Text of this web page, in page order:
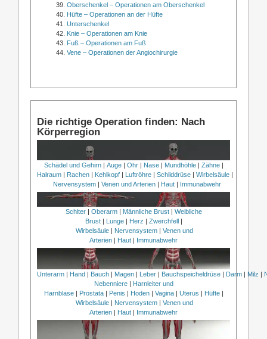
Oberschenkel – Operationen am Oberschenkel
Hüfte – Operationen an der Hüfte
Unterschenkel
Knie – Operationen am Knie
Fuß – Operationen am Fuß
Vene – Operationen der Angiochirurgie
Die richtige Operation finden: Nach
Körperregion
Schädel und Gehirn| Auge| Ohr| Nase| Mundhöhle| Zähne|
Halraum | Rachen | Kehlkopf | Luftröhre | Schilddrüse | Wirbelsäule |
Nervensystem | Venen und Arterien | Haut | Immunabwehr
Schlter| Oberarm| Männliche Brust| Weibliche
Brust| Lunge| Herz Zwerchfell
Wirbelsäule
Nervensystem
Venen und
Arterien
Haut Immunabwehr
Unterarm Hand Bauch Magen Leber Bauchspeicheldrüse Darm Milz
Nebenniere|
Harnleiter und
Harnblase| Prostata| Penis Hoden| Vagina| Uterus Hüfte|
Wirbelsäule
Nervensystem
Venen und
Arterien
Haut Immunabwehr